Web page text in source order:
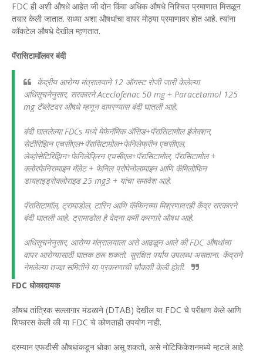
FDC ही अशी औषधे आहेत जी दोन किंवा अधिक औषधे निश्चित प्रमाणात मिसळून
तयार केली जातात. सध्या अशा औषधांचा वापर मोठ्या प्रमाणावर होत आहे. त्यांना
कॉकटेल औषधे देखील म्हणतात.
पॅरासिटामॉलवर बंदी
केंद्रीय आरोग्य मंत्रालयाने 12 ऑगस्ट रोजी जारी केलेल्या
अधिसूचनेनुसार, सरकारने Aceclofenac 50 mg + Paracetamol 125
mg टॅब्लेटवर औषधे म्हणून वापरण्यास बंदी घातली आहे.
बंदी घातलेल्या FDCs मध्ये मेफेनॅमिक ॲसिड+पॅरासिटामोल इंजेक्शन,
सेटीरिझिन एचसीएल+पॅरासिटामोल+फेनिलेफ्रीन एचसीएल,
लेव्होसेटिरिझिन+फेनिलेफ्रिन एचसीएल+पॅरासिटामोल, पॅरासिटामोल +
क्लोरफेनिरामाइन मॅलेट + फेनिल प्रोपेनोलामाइन आणि कॅमिलोफिन
डायहाइड्रोक्लोराइड 25 mg3 + यांचा समावेश आहे.
पॅरासिटामॉल, ट्रामाडोल, टारिन आणि कॅफिनच्या मिश्रणावरही केंद्र सरकारने
बंदी घातली आहे. ट्रामाडोल हे वेदना कमी करणारे औषध आहे.
अधिसूचनेनुसार, आरोग्य मंत्रालयाला असे आढळून आले की FDC औषधांचा
वापर आरोग्यासाठी घातक ठरू शकतो. सुरक्षित पर्याय उपलब्ध असताना. केंद्राने
नेमलेल्या तज्ज्ञ समितीने या प्रकरणाची चौकशी केली होती.
FDC धोकादायक
औषध तांत्रिक सल्लागार मंडळाने (DTAB) देखील या FDC चे परीक्षण केले आणि
शिफारस केली की या FDC चे कोणताही उपयोग नाही.
दरम्यान एफडीसी औषधांकडून धोका असू शकतो, असे नोटिफिकेशनमध्ये म्हटले आहे.